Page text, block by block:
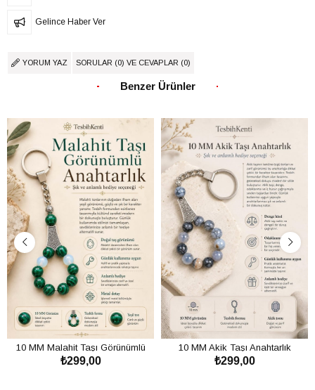
Gelince Haber Ver
YORUM YAZ SORULAR (0) VE CEVAPLAR (0)
Benzer Ürünler
10 MM Malahit Taşı Görünümlü
Anahtarlık
₺299,00
10 MM Akik Taşı Anahtarlık
₺299,00